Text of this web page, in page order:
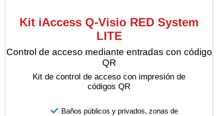
Kit iAccess Q-Visio RED System
LITE
Control de acceso mediante entradas con código
QR
Kit de control de acceso con impresión de
códigos QR
Baños públicos y privados, zonas de